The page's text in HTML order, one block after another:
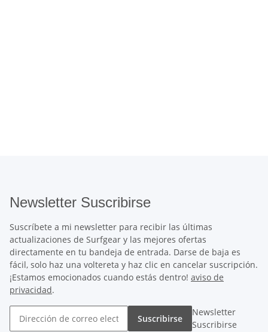
Newsletter Suscribirse
Suscríbete a mi newsletter para recibir las últimas
actualizaciones de Surfgear y las mejores ofertas
directamente en tu bandeja de entrada. Darse de baja es
fácil, solo haz una voltereta y haz clic en cancelar suscripción.
¡Estamos emocionados cuando estás dentro! aviso de
privacidad.
Suscribirse
Newsletter
Suscribirse